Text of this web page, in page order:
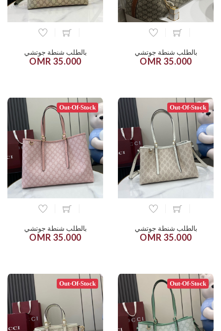
بالطلب شنطة جوتشي
35.000 OMR
بالطلب شنطة جوتشي
35.000 OMR
Out-Of-Stock
بالطلب شنطة جوتشي
35.000 OMR
Out-Of-Stock
بالطلب شنطة جوتشي
35.000 OMR
Out-Of-Stock
Out-Of-Stock